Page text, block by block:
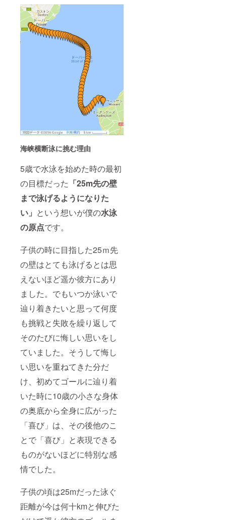
海峡横断泳に挑む理由
5歳で水泳を始めた時の最初
の目標だった 「25m先の壁
まで泳げるようになりた
い」 という想いが僕の水泳
の原点です。
子供の時に目指した25ｍ先
の壁はとても泳げるとは思
えないほど遥か彼方にあり
ました。でもいつか泳いで
辿り着きたいと思って何度
も挑戦と失敗を繰り返して
そのたびに悔しい思いをし
ていました。そうして悔し
い思いを重ねてきた分だ
け、初めてゴールに辿り着
いた時に10歳の小さな身体
の奥底から全身に広がった
「喜び」は、その後他のこ
とで「喜び」と表現できる
ものがないほどに特別な感
情でした。
子供の頃は25mだった泳ぐ
距離が今は何十kmと伸びた